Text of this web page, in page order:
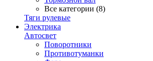
Все категории (8)
Тяги рулевые
Электрика
Автосвет
Поворотники
Противотуманки